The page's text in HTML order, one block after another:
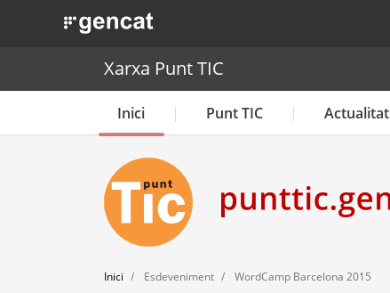
. Obre en una nova finestra.
Xarxa Punt TIC
Inici Punt TIC Actualitat
Inici Esdeveniment WordCamp Barcelona 2015